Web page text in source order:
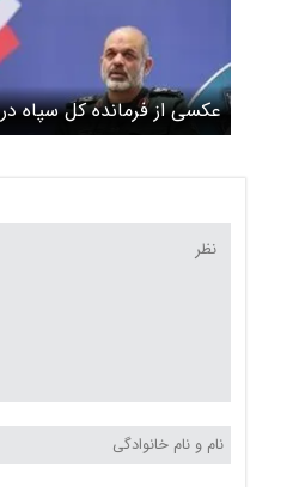
عکسی از فرمانده کل سپاه در
مراسم اقامه نماز بر پیکر رهبر